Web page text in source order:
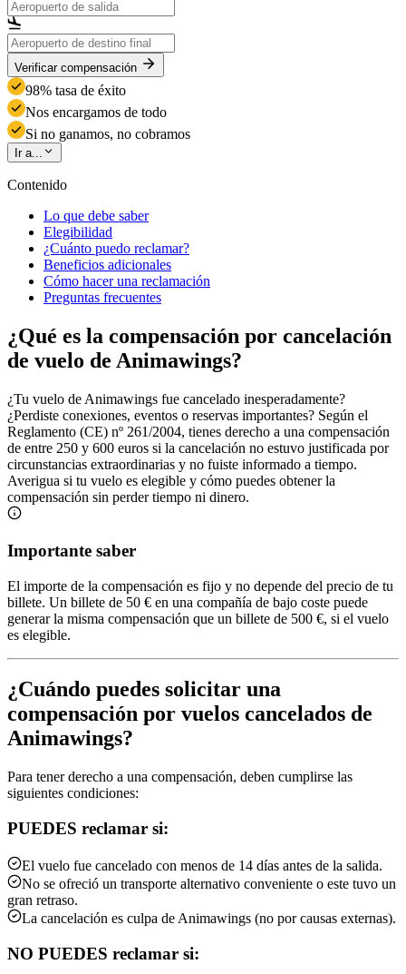
Verificar compensación
98% tasa de éxito
Nos encargamos de todo
Si no ganamos, no cobramos
Ir a...
Contenido
Lo que debe saber
Elegibilidad
¿Cuánto puedo reclamar?
Beneficios adicionales
Cómo hacer una reclamación
Preguntas frecuentes
¿Qué es la compensación por cancelación
de vuelo de Animawings?
¿Tu vuelo de Animawings fue cancelado inesperadamente?
¿Perdiste conexiones, eventos o reservas importantes? Según el
Reglamento (CE) nº 261/2004, tienes derecho a una compensación
de entre 250 y 600 euros si la cancelación no estuvo justificada por
circunstancias extraordinarias y no fuiste informado a tiempo.
Averigua si tu vuelo es elegible y cómo puedes obtener la
compensación sin perder tiempo ni dinero.
Importante saber
El importe de la compensación es fijo y no depende del precio de tu
billete. Un billete de 50 € en una compañía de bajo coste puede
generar la misma compensación que un billete de 500 €, si el vuelo
es elegible.
¿Cuándo puedes solicitar una
compensación por vuelos cancelados de
Animawings?
Para tener derecho a una compensación, deben cumplirse las
siguientes condiciones:
PUEDES reclamar si:
El vuelo fue cancelado con menos de 14 días antes de la salida.
No se ofreció un transporte alternativo conveniente o este tuvo un
gran retraso.
La cancelación es culpa de Animawings (no por causas externas).
NO PUEDES reclamar si: